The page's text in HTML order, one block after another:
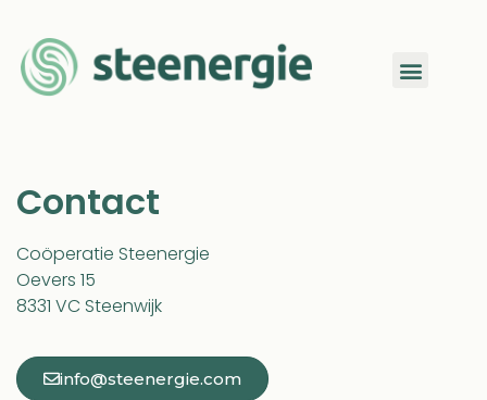
Contact
Coöperatie Steenergie
Oevers 15
8331 VC Steenwijk
info@steenergie.com